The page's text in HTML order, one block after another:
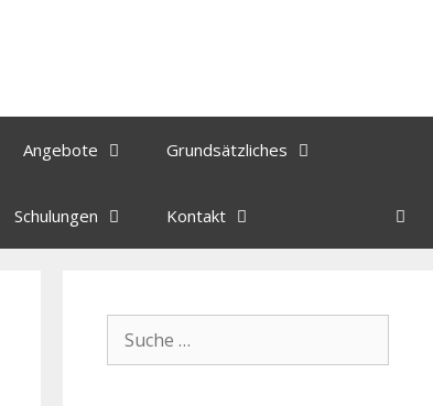
Angebote Grundsätzliches
Schulungen Kontakt